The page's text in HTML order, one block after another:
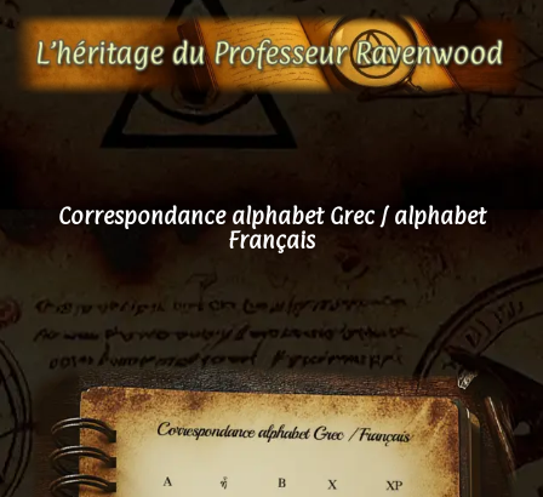
Aller
contenu
Correspondance alphabet Grec / alphabet
Français